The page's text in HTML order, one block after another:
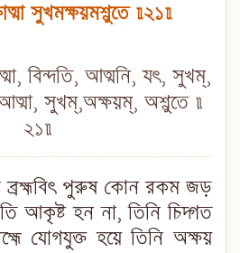
সুখমক্ষয়মশ্নুতে ॥২১॥
বিন্দতি, আত্মনি, যৎ, সুখম্,
সুখম্,অক্ষয়ম্, অশ্নুতে ॥
২১॥
ব্রহ্মবিৎ পুরুষ কোন রকম জড়
আকৃষ্ট হন না, তিনি চিদ্গত
যোগযুক্ত হয়ে তিনি অক্ষয়